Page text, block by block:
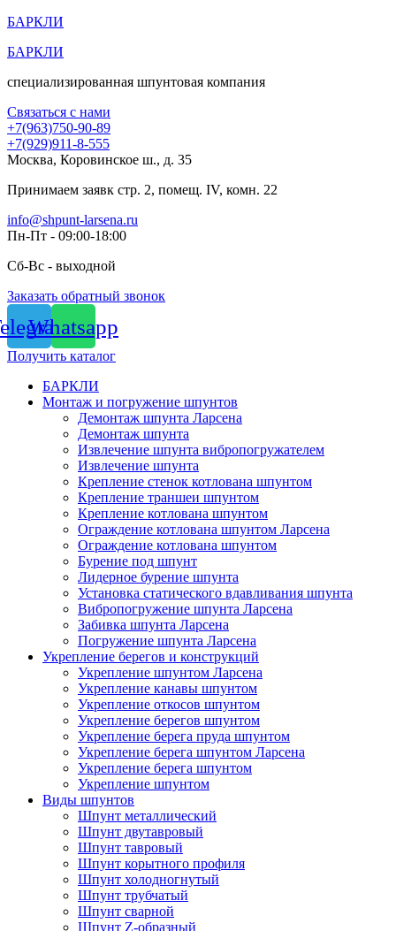
Перейти
содержимому
БАРКЛИ
БАРКЛИ
специализированная шпунтовая компания
Связаться с нами
+7(963)750-90-89
+7(929)911-8-555
Москва, Коровинское ш., д. 35
Принимаем заявк стр. 2, помещ. IV, комн. 22
info@shpunt-larsena.ru
Пн-Пт - 09:00-18:00
Сб-Вс - выходной
Заказать обратный звонок
Whatsapp
Получить каталог
БАРКЛИ
Монтаж и погружение шпунтов
Демонтаж шпунта Ларсена
Демонтаж шпунта
Извлечение шпунта вибропогружателем
Извлечение шпунта
Крепление стенок котлована шпунтом
Крепление траншеи шпунтом
Крепление котлована шпунтом
Ограждение котлована шпунтом Ларсена
Ограждение котлована шпунтом
Бурение под шпунт
Лидерное бурение шпунта
Установка статического вдавливания шпунта
Вибропогружение шпунта Ларсена
Забивка шпунта Ларсена
Погружение шпунта Ларсена
Укрепление берегов и конструкций
Укрепление шпунтом Ларсена
Укрепление канавы шпунтом
Укрепление откосов шпунтом
Укрепление берегов шпунтом
Укрепление берега пруда шпунтом
Укрепление берега шпунтом Ларсена
Укрепление берега шпунтом
Укрепление шпунтом
Виды шпунтов
Шпунт металлический
Шпунт двутавровый
Шпунт тавровый
Шпунт корытного профиля
Шпунт холодногнутый
Шпунт трубчатый
Шпунт сварной
Шпунт Z-образный